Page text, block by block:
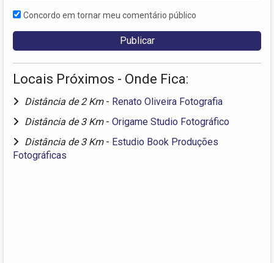
Concordo em tornar meu comentário público
Locais Próximos - Onde Fica:
Distância de 2 Km - Renato Oliveira Fotografia
Distância de 3 Km - Origame Studio Fotográfico
Distância de 3 Km - Estudio Book Produções
Fotográficas